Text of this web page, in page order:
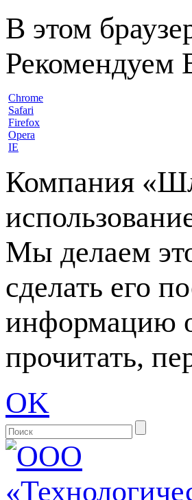
В этом
Рекомендуем
Chrome
Safari
Firefox
Opera
IE
Компания
Мы делаем
сделать его
информацию
прочитать,
OK